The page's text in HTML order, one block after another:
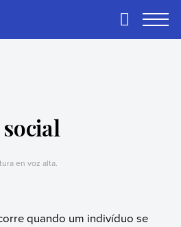
Primary
en voz alta.
quando um indivíduo se